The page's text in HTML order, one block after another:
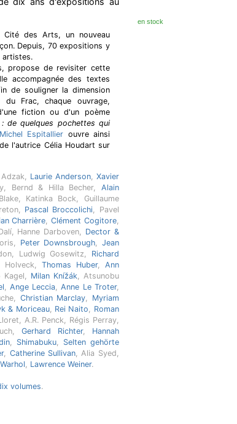
Cité des Arts, un nouveau
Depuis, 70 expositions y
artistes.
propose de revisiter cette
accompagnée des textes
de souligner la dimension
Frac, chaque ouvrage,
fiction ou d'un poème
: de quelques pochettes qui
Espitallier ouvre ainsi
l'autrice Célia Houdart sur
Laurie Anderson, Xavier
Bernd & Hilla Becher, Alain
Katinka Bock, Guillaume
Pascal Broccolichi, Pavel
Charrière,Clément Cogitore,
Hanne Darboven, Dector &
Peter Downsbrough, Jean
Ludwig Gosewitz, Richard
Holveck, Thomas Huber, Ann
Kagel, Milan Knížák, Atsunobu
,Ange Leccia,Anne Le Troter,
Christian Marclay, Myriam
& Moriceau, Rei Naito, Roman
A.R. Penck, Régis Perray,
Gerhard Richter, Hannah
, Shimabuku, Selten gehörte
, Catherine Sullivan, Alia Syed,
, Lawrence Weiner.
volumes.
en stock